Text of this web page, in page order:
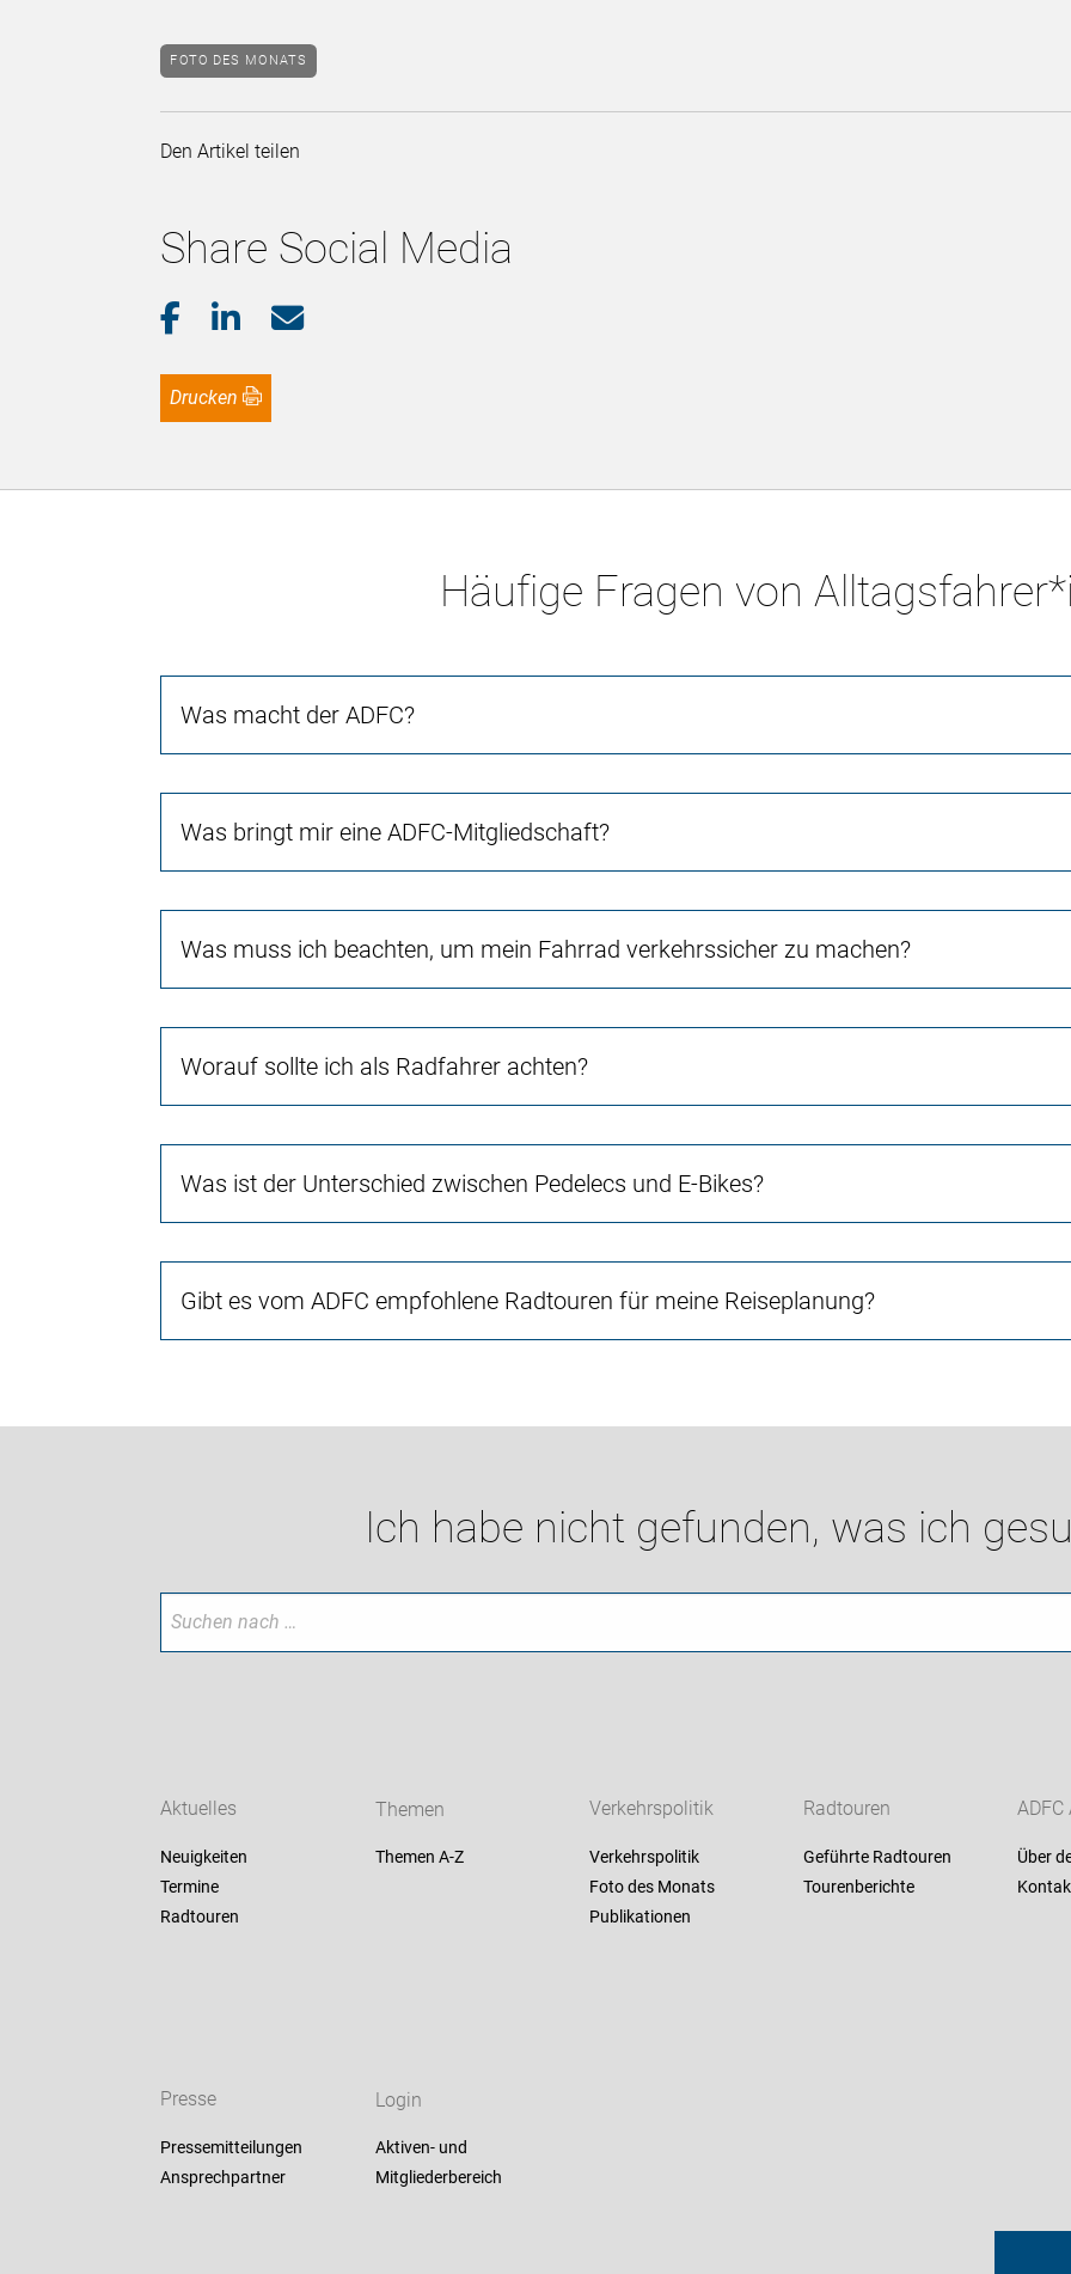
FOTO DES MONATS
Den Artikel teilen
Share Social Media
Drucken
Häufige Fragen von
Was macht der ADFC?
Was bringt mir eine ADFC-Mitgliedschaft?
Was muss ich beachten, um mein Fahrrad verkehrssicher zu machen?
Worauf sollte ich als Radfahrer achten?
Was ist der Unterschied zwischen Pedelecs und E-Bikes?
Gibt es vom ADFC empfohlene Radtouren für meine Reiseplanung?
Ich habe nicht gefunden, was ich
Aktuelles
Neuigkeiten
Termine
Radtouren
Themen
Themen A-Z
Verkehrspolitik
Verkehrspolitik
Foto des Monats
Publikationen
Radtouren
Geführte Radtouren
Tourenberichte
ADFC
Über
Presse
Pressemitteilungen
Ansprechpartner
Login
Aktiven- und
Mitgliederbereich